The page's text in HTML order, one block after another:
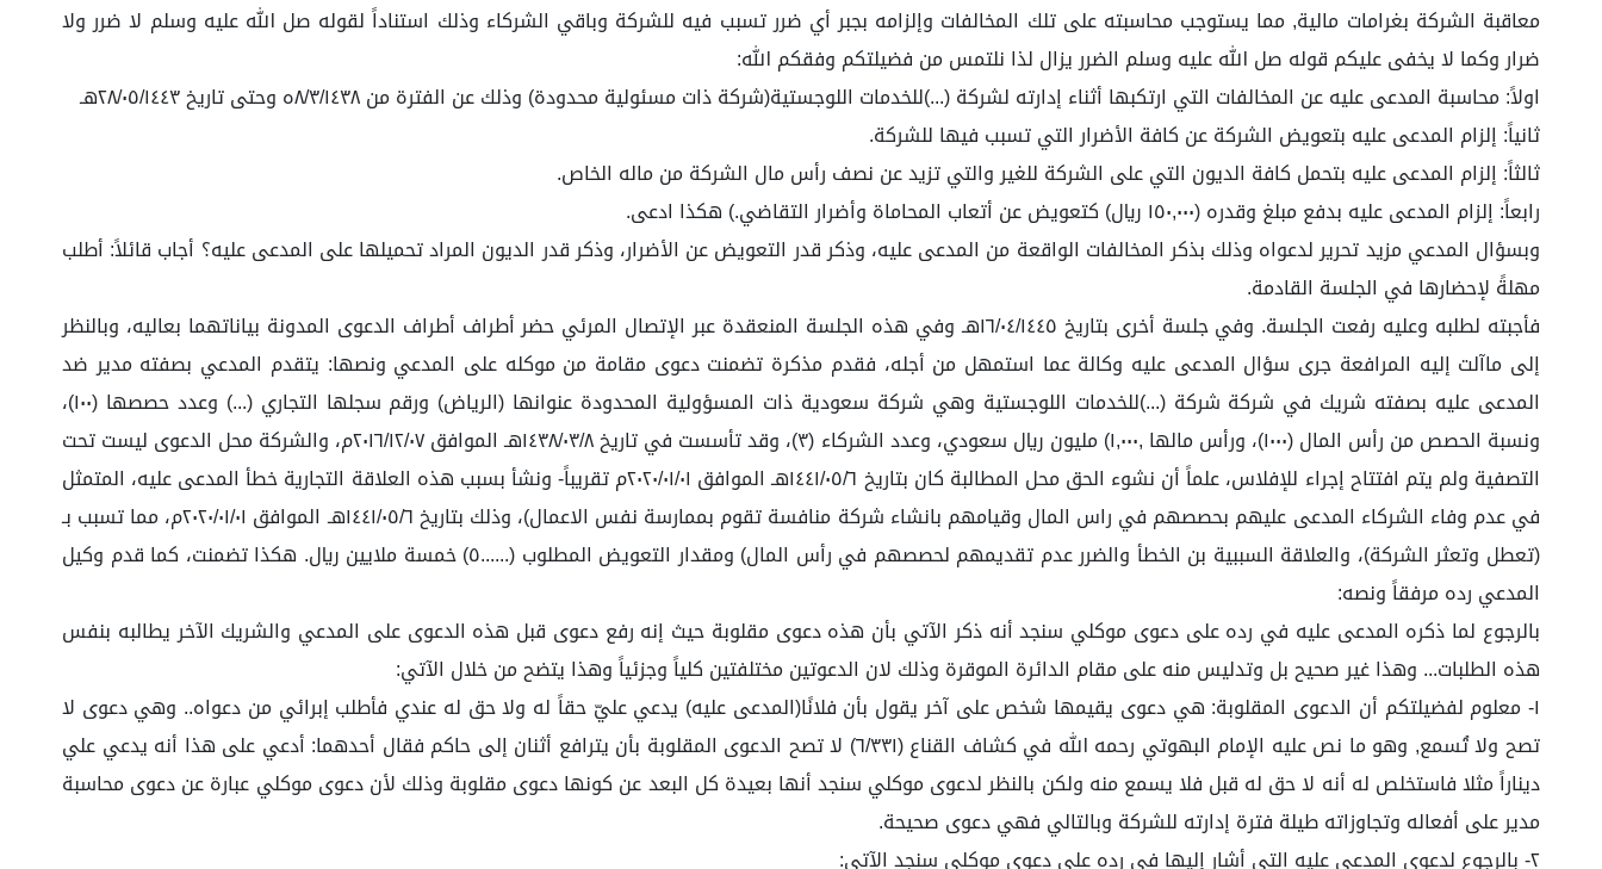
معاقبة الشركة بغرامات مالية, مما يستوجب محاسبته على تلك المخالفات وإلزامه بجبر أي ضرر تسبب فيه للشركة وباقي الشركاء وذلك استناداً لقوله صل الله عليه وسلم لا ضرر ولا
ضرار وكما لا يخفى عليكم قوله صل الله عليه وسلم الضرر يزال لذا نلتمس من فضيلتكم وفقكم الله:
اولاً: محاسبة المدعى عليه عن المخالفات التي ارتكبها أثناء إدارته لشركة (...)للخدمات اللوجستية(شركة ذات مسئولية محدودة) وذلك عن الفترة من ٨/٣/١٤٣٨ه وحتى تاريخ ٢٨/٠٥/١٤٤٣هـ
ثانياً: إلزام المدعى عليه بتعويض الشركة عن كافة الأضرار التي تسبب فيها للشركة.
ثالثاً: إلزام المدعى عليه بتحمل كافة الديون التي على الشركة للغير والتي تزيد عن نصف رأس مال الشركة من ماله الخاص.
رابعاً: إلزام المدعى عليه بدفع مبلغ وقدره (١٥٠,٠٠٠ ريال) كتعويض عن أتعاب المحاماة وأضرار التقاضي.) هكذا ادعى.
وبسؤال المدعي مزيد تحرير لدعواه وذلك بذكر المخالفات الواقعة من المدعى عليه، وذكر قدر التعويض عن الأضرار، وذكر قدر الديون المراد تحميلها على المدعى عليه؟ أجاب قائلاً: أطلب
مهلةً لإحضارها في الجلسة القادمة.
فأجبته لطلبه وعليه رفعت الجلسة. وفي جلسة أخرى بتاريخ ١٦/٠٤/١٤٤٥هـ وفي هذه الجلسة المنعقدة عبر الإتصال المرئي حضر أطراف أطراف الدعوى المدونة بياناتهما بعاليه، وبالنظر
إلى ماآلت إليه المرافعة جرى سؤال المدعى عليه وكالة عما استمهل من أجله، فقدم مذكرة تضمنت دعوى مقامة من موكله على المدعي ونصها: يتقدم المدعي بصفته مدير ضد
المدعى عليه بصفته شريك في شركة شركة (...)للخدمات اللوجستية وهي شركة سعودية ذات المسؤولية المحدودة عنوانها (الرياض) ورقم سجلها التجاري (...) وعدد حصصها (۱۰۰)،
ونسبة الحصص من رأس المال (۱۰۰۰)، ورأس مالها ,۱,۰۰۰) مليون ريال سعودي، وعدد الشركاء (۳)، وقد تأسست في تاريخ ١٤٣٨/۰۳/۸هـ الموافق ٢٠١٦/١٢/٠٧م، والشركة محل الدعوى ليست تحت
التصفية ولم يتم افتتاح إجراء للإفلاس، علماً أن نشوء الحق محل المطالبة كان بتاريخ ١٤٤١/٠٥/٦هـ الموافق ٢٠٢٠/٠١/٠١م تقريباً- ونشأ بسبب هذه العلاقة التجارية خطأ المدعى عليه، المتمثل
في عدم وفاء الشركاء المدعى عليهم بحصصهم في راس المال وقيامهم بانشاء شركة منافسة تقوم بممارسة نفس الاعمال)، وذلك بتاريخ ١٤٤١/٠٥/٦هـ الموافق ٢٠٢٠/٠١/٠١م، مما تسبب بـ
(تعطل وتعثر الشركة)، والعلاقة السببية بن الخطأ والضرر عدم تقديمهم لحصصهم في رأس المال) ومقدار التعويض المطلوب (......٥) خمسة ملايين ريال. هكذا تضمنت، كما قدم وكيل
المدعي رده مرفقاً ونصه:
بالرجوع لما ذكره المدعى عليه في رده على دعوى موكلي سنجد أنه ذكر الآتي بأن هذه دعوى مقلوبة حيث إنه رفع دعوى قبل هذه الدعوى على المدعي والشريك الآخر يطالبه بنفس
هذه الطلبات... وهذا غير صحيح بل وتدليس منه على مقام الدائرة الموقرة وذلك لان الدعوتين مختلفتين كلياً وجزئياً وهذا يتضح من خلال الآتي:
١- معلوم لفضيلتكم أن الدعوى المقلوبة: هي دعوى يقيمها شخص على آخر يقول بأن فلانًا(المدعى عليه) يدعي عليّ حقاً له ولا حق له عندي فأطلب إبرائي من دعواه.. وهي دعوى لا
تصح ولا تُسمع, وهو ما نص عليه الإمام البهوتي رحمه الله في كشاف القناع (٦/٣٣١) لا تصح الدعوى المقلوبة بأن يترافع أثنان إلى حاكم فقال أحدهما: أدعي على هذا أنه يدعي علي
ديناراً مثلا فاستخلص له أنه لا حق له قبل فلا يسمع منه ولكن بالنظر لدعوى موكلي سنجد أنها بعيدة كل البعد عن كونها دعوى مقلوبة وذلك لأن دعوى موكلي عبارة عن دعوى محاسبة
مدير على أفعاله وتجاوزاته طيلة فترة إدارته للشركة وبالتالي فهي دعوى صحيحة.
٢- بالرجوع لدعوى المدعي عليه التي أشار إليها في رده على دعوى موكلي سنجد الآتي: